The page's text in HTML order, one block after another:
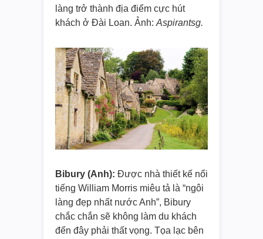
làng trở thành địa điểm cực hút
khách ở Đài Loan. Ảnh: Aspirantsg.
Bibury (Anh): Được nhà thiết kế nổi
tiếng William Morris miêu tả là “ngôi
làng đẹp nhất nước Anh”, Bibury
chắc chắn sẽ không làm du khách
đến đây phải thất vọng. Tọa lạc bên